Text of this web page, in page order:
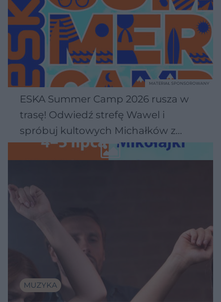
ESKA Summer Camp 2026 rusza w
trasę! Odwiedź strefę Wawel i
spróbuj kultowych Michałków z
Wawelu
MATERIAŁ SPONSOROWANY
MUZYKA